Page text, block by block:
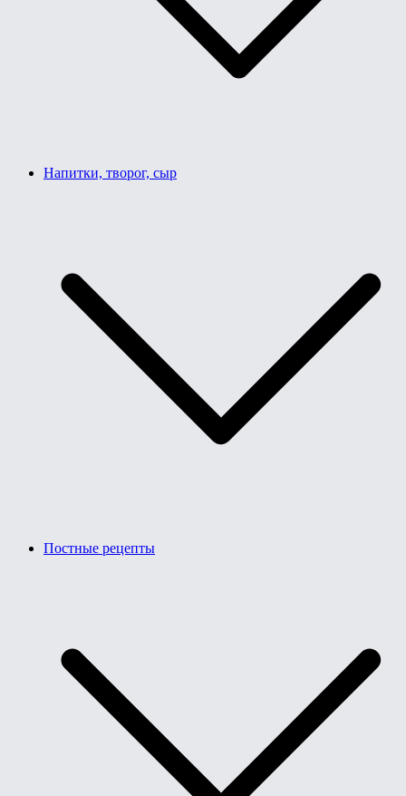
Напитки, творог, сыр
Постные рецепты